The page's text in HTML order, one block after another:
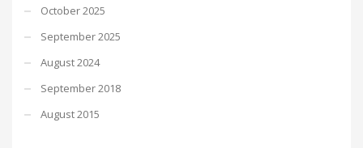
October 2025
September 2025
August 2024
September 2018
August 2015